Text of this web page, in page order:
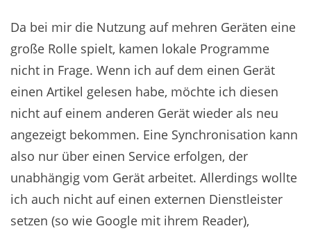
Da bei mir die Nutzung auf mehren Geräten eine
große Rolle spielt, kamen lokale Programme
nicht in Frage. Wenn ich auf dem einen Gerät
einen Artikel gelesen habe, möchte ich diesen
nicht auf einem anderen Gerät wieder als neu
angezeigt bekommen. Eine Synchronisation kann
also nur über einen Service erfolgen, der
unabhängig vom Gerät arbeitet. Allerdings wollte
ich auch nicht auf einen externen Dienstleister
setzen (so wie Google mit ihrem Reader),